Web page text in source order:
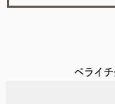
ペライ